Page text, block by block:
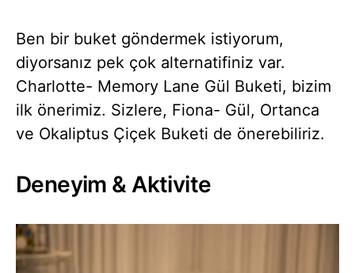
Ben bir buket göndermek istiyorum,
diyorsanız pek çok alternatifiniz var.
Charlotte- Memory Lane Gül Buketi, bizim
ilk önerimiz. Sizlere, Fiona- Gül, Ortanca
ve Okaliptus Çiçek Buketi de önerebiliriz.
Deneyim & Aktivite